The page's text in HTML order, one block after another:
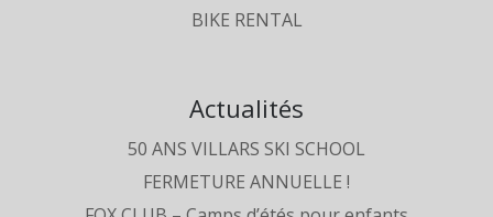
BIKE RENTAL
Actualités
50 ANS VILLARS SKI SCHOOL
FERMETURE ANNUELLE !